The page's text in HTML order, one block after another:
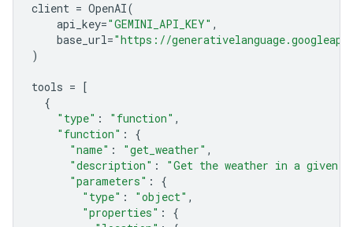
client = OpenAI(
api_key="GEMINI_API_KEY" ,
base_url="https://
)
tools = [
{
"type" : "function" ,
"function" :
{
"name" : "get_weather" ,
"description" :
"Get the weather in a given
"parameters" :
{
"type" : "object" ,
"properties" :
{